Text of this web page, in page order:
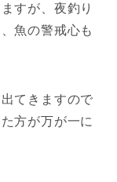
すが、夜釣り
魚の警戒心も
てきますので
方が万が一に